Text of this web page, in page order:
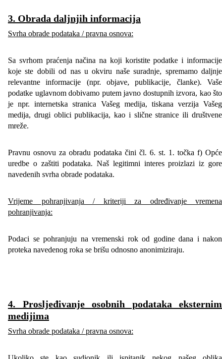
3. Obrada daljnjih informacija
Svrha obrade podataka / pravna osnova:
Sa svrhom praćenja načina na koji koristite podatke i informacije
koje ste dobili od nas u okviru naše suradnje, spremamo daljnje
relevantne informacije (npr. objave, publikacije, članke). Vaše
podatke uglavnom dobivamo putem javno dostupnih izvora, kao što
je npr. internetska stranica Vašeg medija, tiskana verzija Vašeg
medija, drugi oblici publikacija, kao i slične stranice ili društvene
mreže.
Pravnu osnovu za obradu podataka čini čl. 6. st. 1. točka f) Opće
uredbe o zaštiti podataka. Naš legitimni interes proizlazi iz gore
navedenih svrha obrade podataka.
Vrijeme pohranjivanja / kriteriji za određivanje vremena
pohranjivanja:
Podaci se pohranjuju na vremenski rok od godine dana i nakon
proteka navedenog roka se brišu odnosno anonimiziraju.
4. Prosljeđivanje osobnih podataka eksternim
medijima
Svrha obrade podataka / pravna osnova: